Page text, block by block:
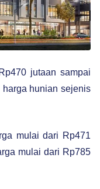
jutaan sampai
hunian sejenis
mulai dari Rp471
mulai dari Rp785